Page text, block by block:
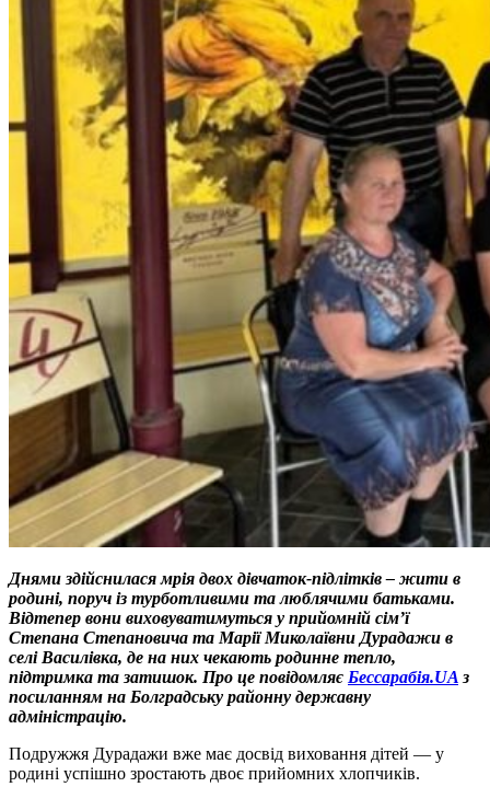
Днями здійснилася мрія двох дівчаток-підлітків – жити в
родині, поруч із турботливими та люблячими батьками.
Відтепер вони виховуватимуться у прийомній сім’ї
Степана Степановича та Марії Миколаївни Дурадажи в
селі Василівка, де на них чекають родинне тепло,
підтримка та затишок. Про це повідомляє Бессарабія.UA з
посиланням на Болградську районну державну
адміністрацію.
Подружжя Дурадажи вже має досвід виховання дітей — у
родині успішно зростають двоє прийомних хлопчиків.